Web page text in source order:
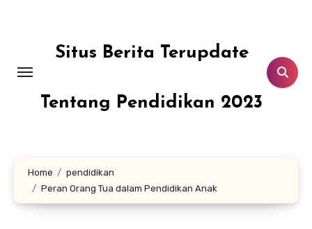
Situs Berita Terupdate
Tentang Pendidikan 2023
Home
pendidikan
Peran Orang Tua dalam Pendidikan Anak